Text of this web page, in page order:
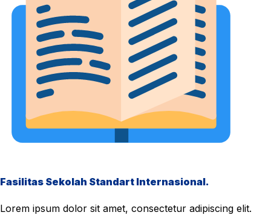
Fasilitas Sekolah Standart Internasional.
Lorem ipsum dolor sit amet, consectetur adipiscing elit.